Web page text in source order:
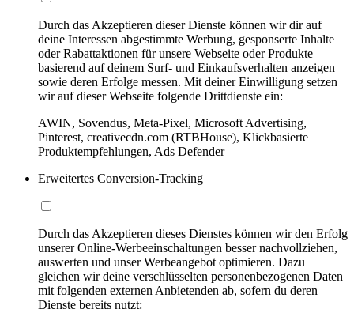
Durch das Akzeptieren dieser Dienste können wir dir auf
deine Interessen abgestimmte Werbung, gesponserte Inhalte
oder Rabattaktionen für unsere Webseite oder Produkte
basierend auf deinem Surf- und Einkaufsverhalten anzeigen
sowie deren Erfolge messen. Mit deiner Einwilligung setzen
wir auf dieser Webseite folgende Drittdienste ein:
AWIN, Sovendus, Meta-Pixel, Microsoft Advertising,
Pinterest, creativecdn.com (RTBHouse), Klickbasierte
Produktempfehlungen, Ads Defender
Erweitertes Conversion-Tracking
Durch das Akzeptieren dieses Dienstes können wir den Erfolg
unserer Online-Werbeeinschaltungen besser nachvollziehen,
auswerten und unser Werbeangebot optimieren. Dazu
gleichen wir deine verschlüsselten personenbezogenen Daten
mit folgenden externen Anbietenden ab, sofern du deren
Dienste bereits nutzt: